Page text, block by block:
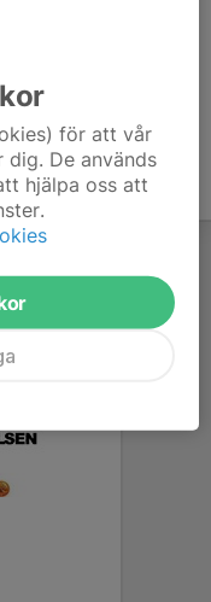
för att vår
De används
hjälpa oss att